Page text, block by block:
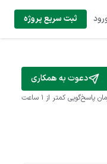
ثبت سریع پروژه
دعوت به همکاری
پاسخ‌گویی کمتر از 1 ساعت